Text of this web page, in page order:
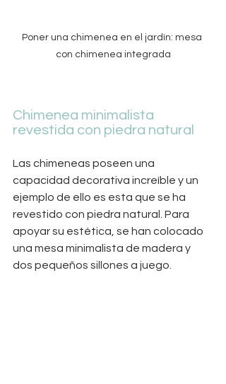
Poner una chimenea en el jardín: mesa
con chimenea integrada
Chimenea minimalista
revestida con piedra natural
Las chimeneas poseen una
capacidad decorativa increíble y un
ejemplo de ello es esta que se ha
revestido con piedra natural. Para
apoyar su estética, se han colocado
una mesa minimalista de madera y
dos pequeños sillones a juego.